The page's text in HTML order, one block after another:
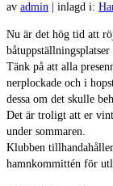
av admin inlagd i:
Nu är det hög tid att
Tänk på att alla
nerplockade och i
dessa om det skulle
Det är troligt att er
under sommaren.
Klubben
hamnkommittén för